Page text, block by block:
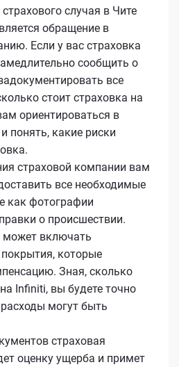
случая в Чите
обращение в
Если у вас страховка
сообщить о
все
стоит страховка на
ориентироваться в
понять, какие риски
страховой компании вам
все необходимые
как фотографии
о происшествии.
может включать
которые
Зная, сколько
Infiniti, вы будете точно
могут быть
страховая
оценку ущерба и примет